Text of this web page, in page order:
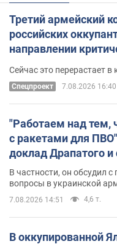
Третий армейский
российских
направлении
удалось
Сейчас это перерастает в
Спецпроект 7.08.2026 16:40
"Работаем над тем,
с ракетами для
доклад Драпатого
В частности, он обсудил
вопросы в украинской
7.08.2026 14:51 4,6 т.
В оккупированной